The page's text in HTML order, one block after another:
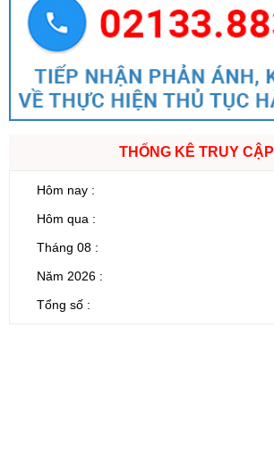
THỐNG KÊ TRUY CẬP
Hôm nay :
Hôm qua :
Tháng 08 :
Năm 2026 :
Tổng số :